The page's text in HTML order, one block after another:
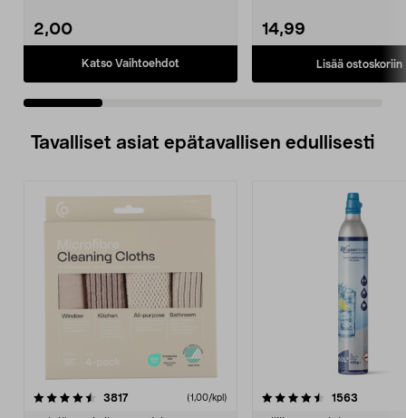
2,00
Katso Vaihtoehdot
14,99
Lisää ostoskoriin
Tavalliset asiat epätavallisen edullisesti
3817arvostelut (1,00/kpl)
4.5viidestä
1563
4.5viidestä